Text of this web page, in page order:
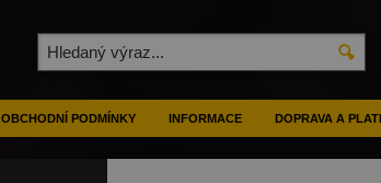
OBCHODNÍ PODMÍNKY INFORMACE DOPRAVA A